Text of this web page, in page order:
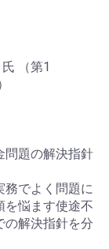
（第1
問題の解決指針
でよく問題に
を悩ます使途不
の解決指針を分